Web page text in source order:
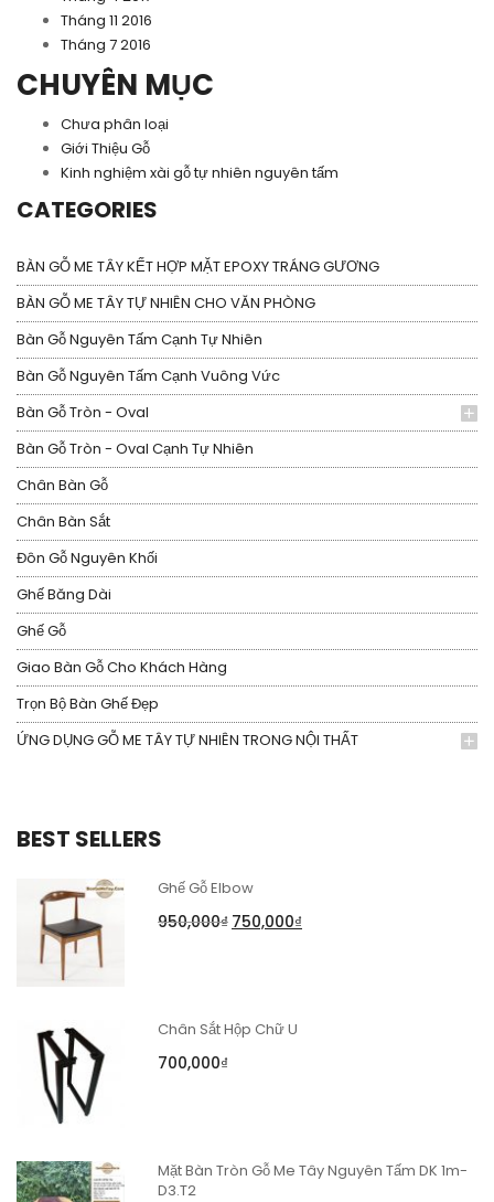
Tháng 11 2016
Tháng 7 2016
CHUYÊN MỤC
Chưa phân loại
Giới Thiệu Gỗ
Kinh nghiệm xài gỗ tự nhiên nguyên tấm
CATEGORIES
BÀN GỖ ME TÂY KẾT HỢP MẶT EPOXY TRÁNG GƯƠNG
BÀN GỖ ME TÂY TỰ NHIÊN CHO VĂN PHÒNG
Bàn Gỗ Nguyên Tấm Cạnh Tự Nhiên
Bàn Gỗ Nguyên Tấm Cạnh Vuông Vức
Bàn Gỗ Tròn - Oval
Bàn Gỗ Tròn - Oval Cạnh Tự Nhiên
Chân Bàn Gỗ
Chân Bàn Sắt
Đôn Gỗ Nguyên Khối
Ghế Băng Dài
Ghế Gỗ
Giao Bàn Gỗ Cho Khách Hàng
Trọn Bộ Bàn Ghế Đẹp
ỨNG DỤNG GỖ ME TÂY TỰ NHIÊN TRONG NỘI THẤT
BEST SELLERS
Ghế Gỗ Elbow
950,000₫ 750,000₫
Chân Sắt Hộp Chữ U
700,000₫
Mặt Bàn Tròn Gỗ Me Tây Nguyên Tấm DK 1m-
D3.T2